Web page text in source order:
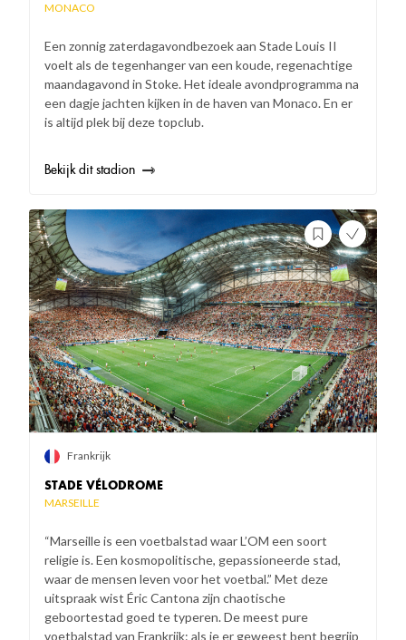
MONACO
Een zonnig zaterdagavondbezoek aan Stade Louis II
voelt als de tegenhanger van een koude, regenachtige
maandagavond in Stoke. Het ideale avondprogramma na
een dagje jachten kijken in de haven van Monaco. En er
is altijd plek bij deze topclub.
Bekijk dit stadion
STADE VÉLODROME
MARSEILLE
“Marseille is een voetbalstad waar L’OM een soort
religie is. Een kosmopolitische, gepassioneerde stad,
waar de mensen leven voor het voetbal.” Met deze
uitspraak wist Éric Cantona zijn chaotische
geboortestad goed te typeren. De meest pure
voetbalstad van Frankrijk: als je er geweest bent begrijp
Frankrijk